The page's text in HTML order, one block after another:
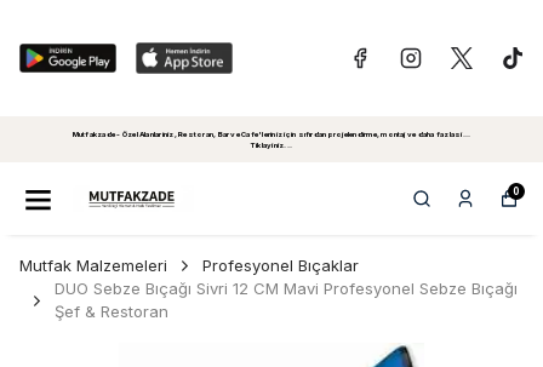
Mutfakzade - Özel Alanlariniz, Restoran, Bar ve Cafe'leriniz için sıfırdan projelendirme, montaj ve daha fazlasi...
Tiklayiniz...
0
Mutfak Malzemeleri
Profesyonel Bıçaklar
DUO Sebze Bıçağı Sivri 12 CM Mavi Profesyonel Sebze Bıçağı
Şef & Restoran